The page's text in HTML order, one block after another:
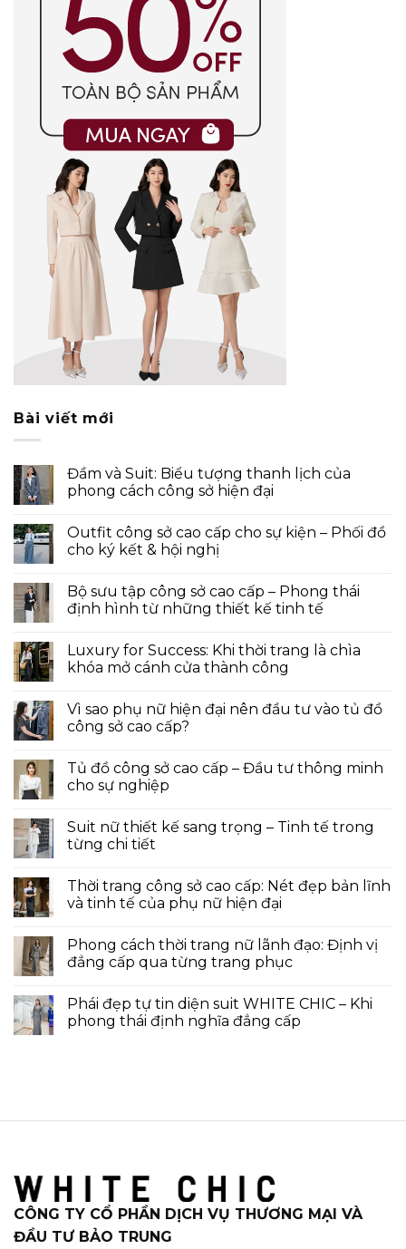
Bài viết mới
Đầm và Suit: Biểu tượng thanh lịch của
phong cách công sở hiện đại
Outfit công sở cao cấp cho sự kiện – Phối đồ
cho ký kết & hội nghị
Bộ sưu tập công sở cao cấp – Phong thái
định hình từ những thiết kế tinh tế
Luxury for Success: Khi thời trang là chìa
khóa mở cánh cửa thành công
Vì sao phụ nữ hiện đại nên đầu tư vào tủ đồ
công sở cao cấp?
Tủ đồ công sở cao cấp – Đầu tư thông minh
cho sự nghiệp
Suit nữ thiết kế sang trọng – Tinh tế trong
từng chi tiết
Thời trang công sở cao cấp: Nét đẹp bản lĩnh
và tinh tế của phụ nữ hiện đại
Phong cách thời trang nữ lãnh đạo: Định vị
đẳng cấp qua từng trang phục
Phái đẹp tự tin diện suit WHITE CHIC – Khi
phong thái định nghĩa đẳng cấp
CÔNG TY CỔ PHẦN DỊCH VỤ THƯƠNG MẠI VÀ
ĐẦU TƯ BẢO TRUNG